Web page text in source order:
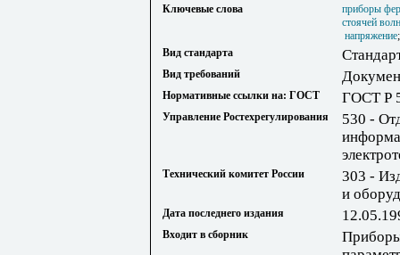
Ключевые слова
приборы
стоячей
напряжение
Вид стандарта
Вид требований
Нормативные ссылки на: ГОСТ ГОСТ Р
Управление Ростехрегулирования
530 -
Технический комитет России
303 -
и
Дата последнего издания
Входит в сборник